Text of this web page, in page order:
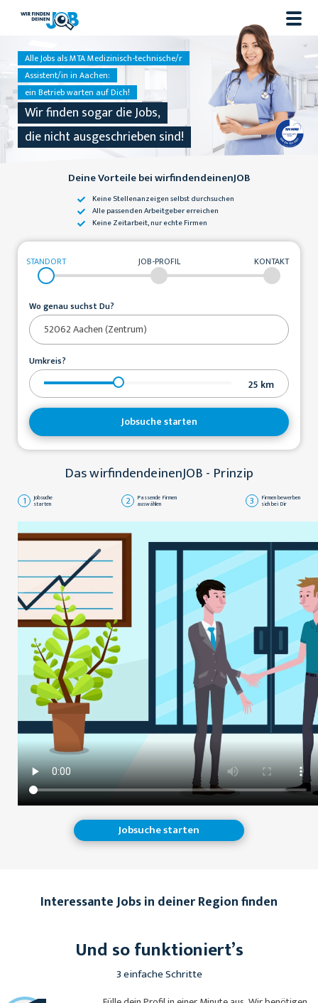
Alle Jobs als MTA Medizinisch-technische/r
Assistent/in in Aachen:
ein Betrieb warten auf Dich!
Wir finden sogar die Jobs,
die nicht ausgeschrieben sind!
Deine Vorteile bei wirfindendeinenJOB
Keine Stellenanzeigenselbst durchsuchen
Alle passendenArbeitgeber erreichen
Keine Zeitarbeit,nur echte Firmen
STANDORT JOB-PROFIL KONTAKT
Wo genau suchst Du?
Umkreis?
25 km
Jobsuche starten
Das wirfindendeinenJOB - Prinzip
1 Jobsuche
starten 2 Passende Firmen
auswählen 3 Firmen bewerben
sich bei Dir
Jobsuche starten
Interessante Jobs in deiner Region finden
Und so funktioniert’s
3 einfache Schritte